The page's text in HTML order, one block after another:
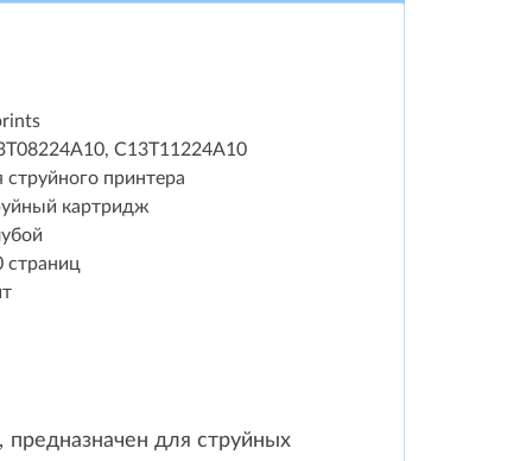
C13T11224A10
струйного принтера
картридж
страниц
для струйных